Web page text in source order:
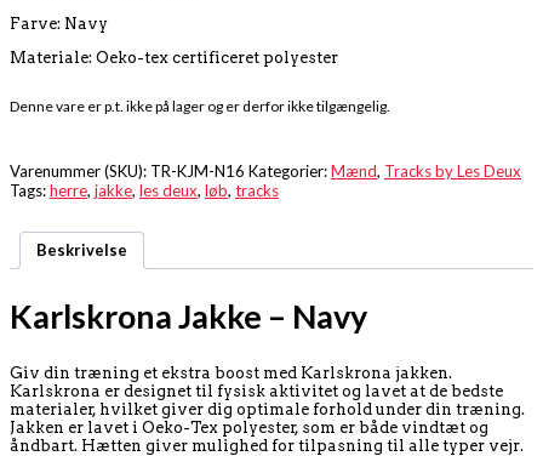
Farve: Navy
Materiale: Oeko-tex certificeret polyester
Denne vare er p.t. ikke på lager og er derfor ikke tilgængelig.
Varenummer (SKU): TR-KJM-N16 Kategorier:Mænd, Tracks by Les Deux
Tags:herre, jakke, les deux, løb, tracks
Beskrivelse
Karlskrona Jakke – Navy
Giv din træning et ekstra boost med Karlskrona jakken.
Karlskrona er designet til fysisk aktivitet og lavet at de bedste
materialer, hvilket giver dig optimale forhold under din træning.
Jakken er lavet i Oeko-Tex polyester, som er både vindtæt og
åndbart. Hætten giver mulighed for tilpasning til alle typer vejr.